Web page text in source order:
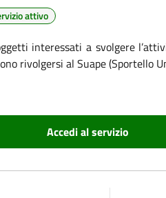
attivo
interessati a svolgere
rivolgersi al Suape (Sportello
Accedi al servizio